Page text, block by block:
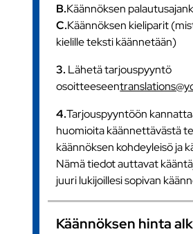
B.Käännöksen
C.Käännöksen kieliparit
kielille teksti käännetään)
3. Lähetä tarjouspyyntö
osoitteeseen
4.Tarjouspyyntöön
huomioita käännettävästä
käännöksen kohdeyleisö ja
Nämä tiedot auttavat
juuri lukijoillesi sopivan
Käännöksen hinta